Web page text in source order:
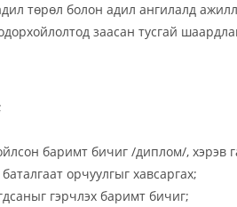
төрөл болон адил ангилалд
заасан тусгай
баримт бичиг /диплом/, хэрэв
орчуулгыг хавсаргах;
гэрчлэх баримт бичиг;